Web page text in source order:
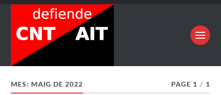
MES:MAIG DE 2022 PAGE 1 / 1